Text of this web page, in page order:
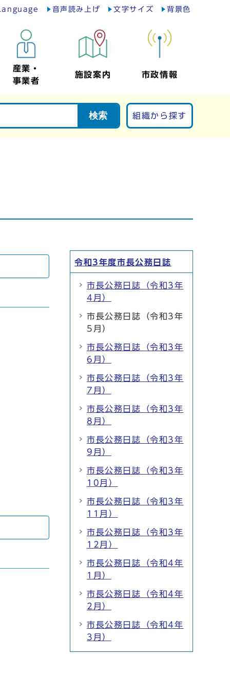
音声読み上げ 文字サイズ 背景色
産業・
事業者
施設案内 市政情報
検索 組織から探す
令和3年度市長公務日誌
市長公務日誌（令和3年
4月）
市長公務日誌（令和3年
5月）
市長公務日誌（令和3年
6月）
市長公務日誌（令和3年
7月）
市長公務日誌（令和3年
8月）
市長公務日誌（令和3年
9月）
市長公務日誌（令和3年
10月）
市長公務日誌（令和3年
11月）
市長公務日誌（令和3年
12月）
市長公務日誌（令和4年
1月）
市長公務日誌（令和4年
2月）
市長公務日誌（令和4年
3月）